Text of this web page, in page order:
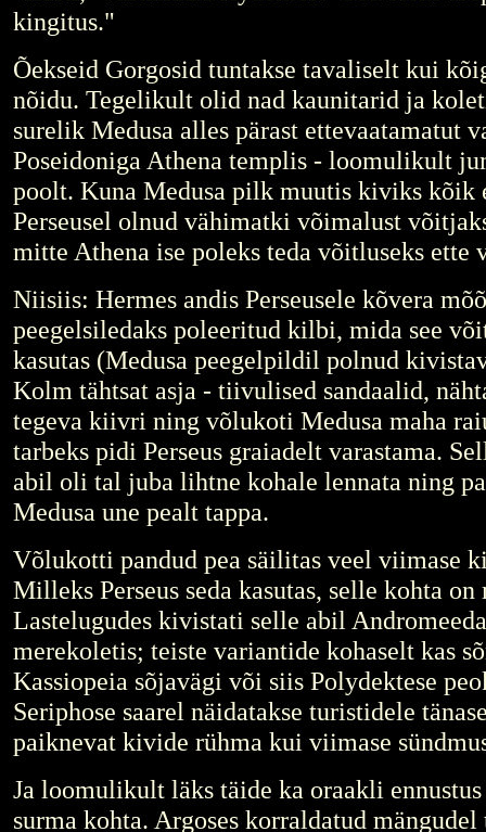
kingitus."
Õekseid Gorgosid tuntakse tavaliselt kui
nõidu. Tegelikult olid nad kaunitarid ja
surelik Medusa alles pärast ettevaatamatut
Poseidoniga Athena templis - loomulikult
poolt. Kuna Medusa pilk muutis kiviks kõik
Perseusel olnud vähimatki võimalust
mitte Athena ise poleks teda võitluseks ette
Niisiis: Hermes andis Perseusele kõvera
peegelsiledaks poleeritud kilbi, mida see
kasutas (Medusa peegelpildil polnud
Kolm tähtsat asja - tiivulised sandaalid,
tegeva kiivri ning võlukoti Medusa maha
tarbeks pidi Perseus graiadelt varastama.
abil oli tal juba lihtne kohale lennata ning
Medusa une pealt tappa.
Võlukotti pandud pea säilitas veel viimase
Milleks Perseus seda kasutas, selle kohta
Lastelugudes kivistati selle abil
merekoletis; teiste variantide kohaselt kas
Kassiopeia sõjavägi või siis Polydektese
Seriphose saarel näidatakse turistidele
paiknevat kivide rühma kui viimase
Ja loomulikult läks täide ka oraakli
surma kohta. Argoses korraldatud mängudel